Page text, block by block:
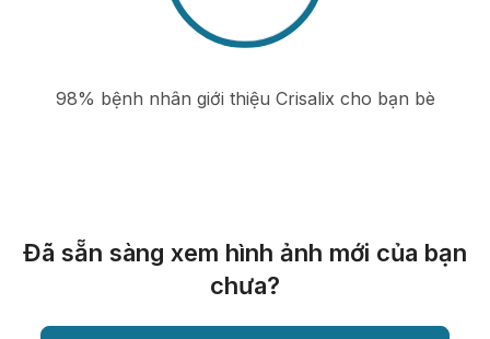
98% bệnh nhân giới thiệu Crisalix cho bạn bè
Đã sẵn sàng xem hình ảnh mới của bạn
chưa?